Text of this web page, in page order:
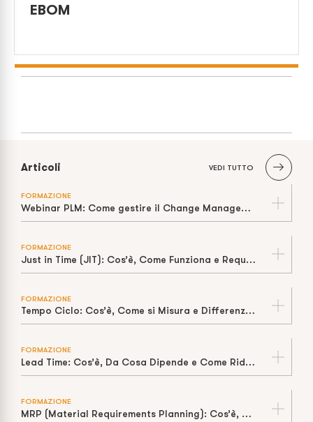
EBOM
Articoli VEDI TUTTO
FORMAZIONE
Webinar PLM: Come gestire il Change Management
FORMAZIONE
Just in Time (JIT): Cos’è, Come Funziona e Requisiti per Applicarlo Davvero
FORMAZIONE
Tempo Ciclo: Cos’è, Come si Misura e Differenza con Takt Time
FORMAZIONE
Lead Time: Cos’è, Da Cosa Dipende e Come Ridurlo in Produzione
FORMAZIONE
MRP (Material Requirements Planning): Cos’è, Come Funziona e Limiti della “Capacità Infinita”